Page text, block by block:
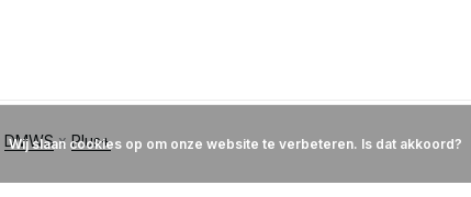
DMWSxPlus+
Wij slaan cookies op om onze website te verbeteren. Is dat akkoord?